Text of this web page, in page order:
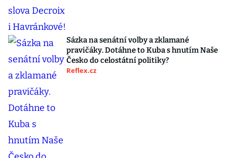
Sázka na senátní volby a zklamané
pravičáky. Dotáhne to Kuba s hnutím Naše
Česko do celostátní politiky?
Reflex.cz